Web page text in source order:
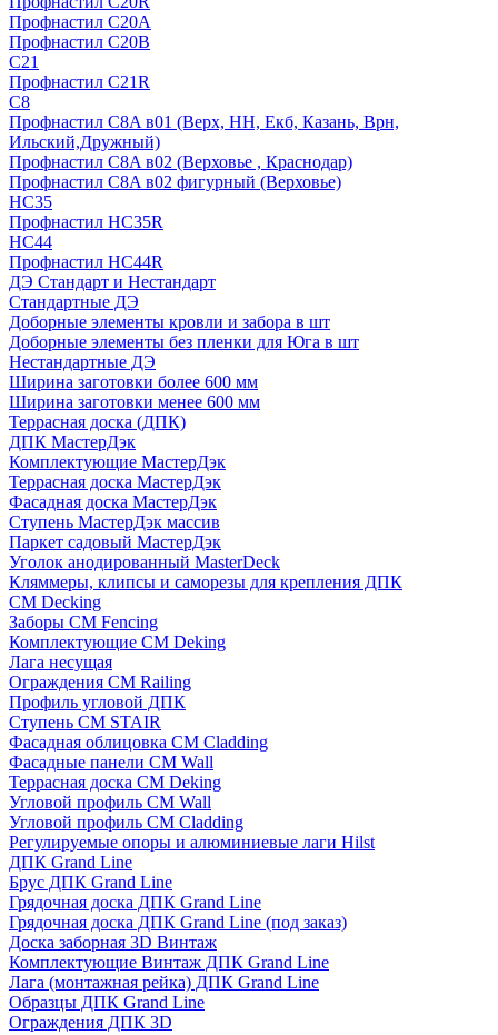
Профнастил С20А
Профнастил С20В
C21
Профнастил С21R
C8
Профнастил С8A в01 (Верх, НН, Екб, Казань, Врн,
Ильский,Дружный)
Профнастил С8A в02 (Верховье , Краснодар)
Профнастил С8A в02 фигурный (Верховье)
HС35
Профнастил HC35R
НС44
Профнастил НС44R
ДЭ Стандарт и Нестандарт
Стандартные ДЭ
Доборные элементы кровли и забора в шт
Доборные элементы без пленки для Юга в шт
Нестандартные ДЭ
Ширина заготовки более 600 мм
Ширина заготовки менее 600 мм
Террасная доска (ДПК)
ДПК МастерДэк
Комплектующие МастерДэк
Террасная доска МастерДэк
Фасадная доска МастерДэк
Ступень МастерДэк массив
Паркет садовый МастерДэк
Уголок анодированный MasterDeck
Кляммеры, клипсы и саморезы для крепления ДПК
CM Decking
Заборы CM Fencing
Комплектующие CM Deking
Лага несущая
Ограждения CM Railing
Профиль угловой ДПК
Ступень CM STAIR
Фасадная облицовка CM Cladding
Фасадные панели CM Wall
Террасная доска CM Deking
Угловой профиль CM Wall
Угловой профиль CM Cladding
Регулируемые опоры и алюминиевые лаги Hilst
ДПК Grand Line
Брус ДПК Grand Line
Грядочная доска ДПК Grand Line
Грядочная доска ДПК Grand Line (под заказ)
Доска заборная 3D Винтаж
Комплектующие Винтаж ДПК Grand Line
Лага (монтажная рейка) ДПК Grand Line
Образцы ДПК Grand Line
Ограждения ДПК 3D